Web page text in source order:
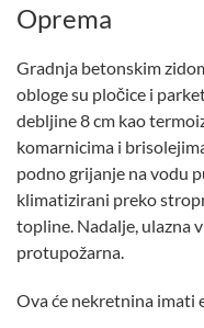
Oprema
Gradnja betonskim
obloge su pločice i
debljine 8 cm kao
komarnicima i
podno grijanje na vodu
klimatizirani preko
topline. Nadalje, ulazna
protupožarna.
Ova će nekretnina imati